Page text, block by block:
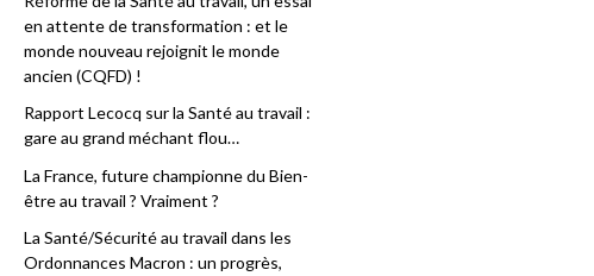
en attente de transformation : et le
monde nouveau rejoignit le monde
ancien (CQFD) !
Rapport Lecocq sur la Santé au travail :
gare au grand méchant flou…
La France, future championne du Bien-
être au travail ? Vraiment ?
La Santé/Sécurité au travail dans les
Ordonnances Macron : un progrès,